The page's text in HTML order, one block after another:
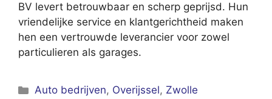
BV levert betrouwbaar en scherp geprijsd. Hun
vriendelijke service en klantgerichtheid maken
hen een vertrouwde leverancier voor zowel
particulieren als garages.
Categorieën
Auto bedrijven, Overijssel, Zwolle